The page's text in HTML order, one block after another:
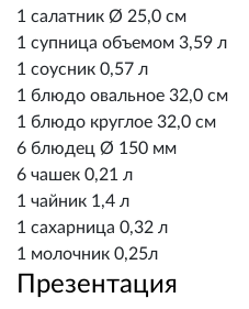
1 салатник Ø 25,0 см
1 супница объемом 3,59 л
1 соусник 0,57 л
1 блюдо овальное 32,0 см
1 блюдо круглое 32,0 см
6 блюдец Ø 150 мм
6 чашек 0,21 л
1 чайник 1,4 л
1 сахарница 0,32 л
1 молочник 0,25л
Презентация